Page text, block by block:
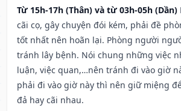
Từ 15h-17h (Thân) và từ 03h-05h (Dần)
cãi cọ, gây chuyện đói kém, phải đề
tốt nhất nên hoãn lại. Phòng người
tránh lây bệnh. Nói chung những việc
luận, việc quan,…nên tránh đi vào giờ
phải đi vào giờ này thì nên giữ miệng
đả hay cãi nhau.